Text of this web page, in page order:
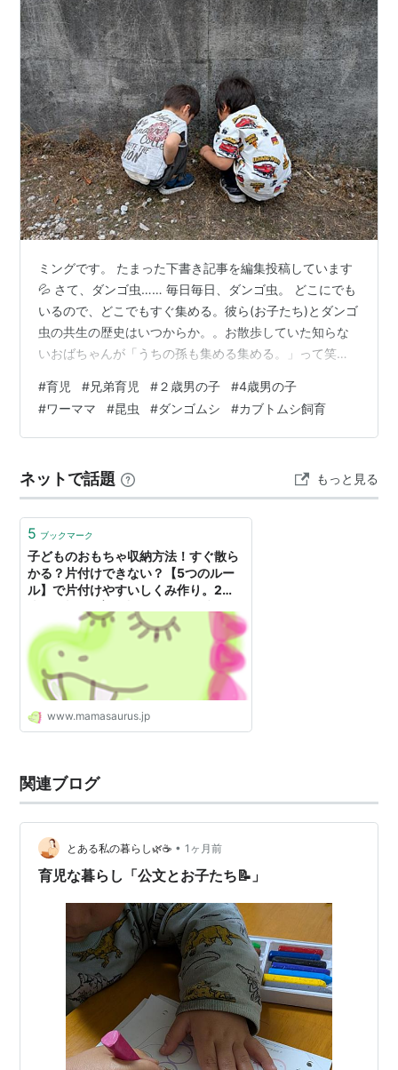
ミングです。 たまった下書き記事を編集投稿しています
💦 さて、ダンゴ虫…… 毎日毎日、ダンゴ虫。 どこにでも
いるので、どこでもすぐ集める。彼ら(お子たち)とダンゴ
虫の共生の歴史はいつからか。。お散歩していた知らな
いおばちゃんが「うちの孫も集める集める。」って笑っ
うなんですか⁉️ うちのお子たちはアパートで暮らしてい
た時から公園で集めていましたな。 新居近く公園の溝。
保育園のモニュメント花壇 愛でてる 広場の壁下 公民館
どかしたらウヨウヨ キャッチ＆リリース 飼育カゴ じゃ
がいも食べるダ…
#育児 #兄弟育児 #２歳男の子 #4歳男の子
#ワーママ #昆虫 #ダンゴムシ #カブトムシ飼育
ネットで話題 もっと見る
5 ブックマーク
子どものおもちゃ収納方法！すぐ散ら
かる？片付けできない？【5つのルー
ル】で片付けやすいしくみ作り。2
www.mamasaurus.jp
関連ブログ
とある私の暮らし🌿☕️ • 1ヶ月前
育児な暮らし「公文とお子たち📝」